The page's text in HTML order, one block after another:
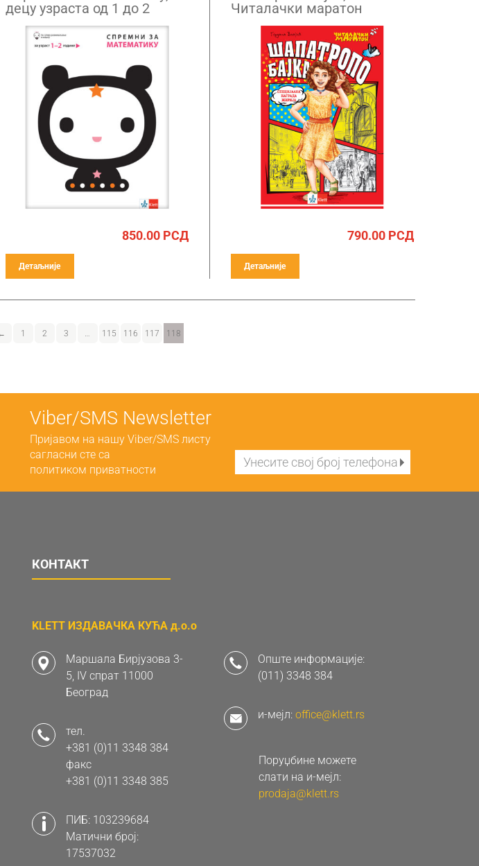
децу узраста од 1 до 2
године
850.00РСД
Детаљније
Читалачки маратон
790.00РСД
Детаљније
1 2 3 … 115 116 117 118
Viber/SMS Newsletter
Пријавом на нашу Viber/SMS листу
сагласни сте са
политиком приватности
КОНТАКТ
KLETT ИЗДАВАЧКА КУЋА д.о.о
Маршала Бирјузова 3-
5, IV спрат 11000
Београд
тел.
+381 (0)11 3348 384
факс
+381 (0)11 3348 385
ПИБ: 103239684
Матични број:
17537032
Опште информације:
(011) 3348 384
и-мејл: office@klett.rs
Поруџбине можете
слати на и-мејл:
prodaja@klett.rs